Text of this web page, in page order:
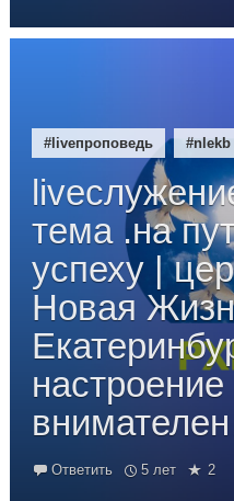
#liveпроповедь #nlekb
тема .на
успеху |
Новая
настроение
Ответить 5 лет 2